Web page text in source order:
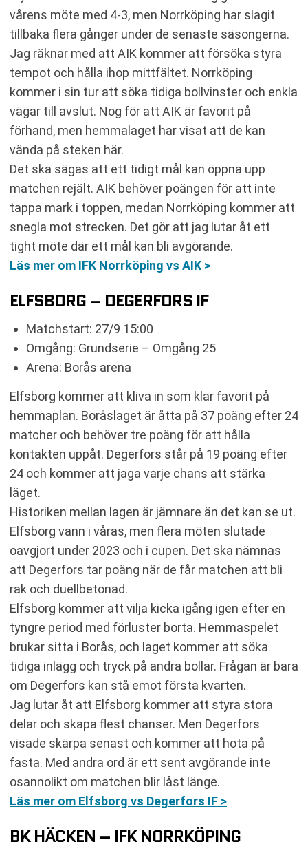
vårens möte med 4-3, men Norrköping har slagit
tillbaka flera gånger under de senaste säsongerna.
Jag räknar med att AIK kommer att försöka styra
tempot och hålla ihop mittfältet. Norrköping
kommer i sin tur att söka tidiga bollvinster och enkla
vägar till avslut. Nog för att AIK är favorit på
förhand, men hemmalaget har visat att de kan
vända på steken här.
Det ska sägas att ett tidigt mål kan öppna upp
matchen rejält. AIK behöver poängen för att inte
tappa mark i toppen, medan Norrköping kommer att
snegla mot strecken. Det gör att jag lutar åt ett
tight möte där ett mål kan bli avgörande.
Läs mer om IFK Norrköping vs AIK >
ELFSBORG – DEGERFORS IF
Matchstart: 27/9 15:00
Omgång: Grundserie – Omgång 25
Arena: Borås arena
Elfsborg kommer att kliva in som klar favorit på
hemmaplan. Boråslaget är åtta på 37 poäng efter 24
matcher och behöver tre poäng för att hålla
kontakten uppåt. Degerfors står på 19 poäng efter
24 och kommer att jaga varje chans att stärka
läget.
Historiken mellan lagen är jämnare än det kan se ut.
Elfsborg vann i våras, men flera möten slutade
oavgjort under 2023 och i cupen. Det ska nämnas
att Degerfors tar poäng när de får matchen att bli
rak och duellbetonad.
Elfsborg kommer att vilja kicka igång igen efter en
tyngre period med förluster borta. Hemmaspelet
brukar sitta i Borås, och laget kommer att söka
tidiga inlägg och tryck på andra bollar. Frågan är bara
om Degerfors kan stå emot första kvarten.
Jag lutar åt att Elfsborg kommer att styra stora
delar och skapa flest chanser. Men Degerfors
visade skärpa senast och kommer att hota på
fasta. Med andra ord är ett sent avgörande inte
osannolikt om matchen blir låst länge.
Läs mer om Elfsborg vs Degerfors IF >
BK HÄCKEN – IFK NORRKÖPING